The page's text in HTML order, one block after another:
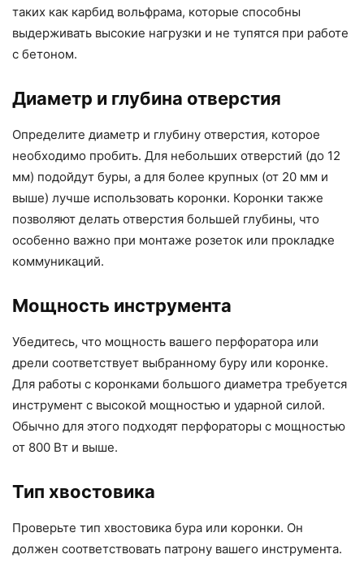
таких как карбид вольфрама, которые способны
выдерживать высокие нагрузки и не тупятся при работе
с бетоном.
Диаметр и глубина отверстия
Определите диаметр и глубину отверстия, которое
необходимо пробить. Для небольших отверстий (до 12
мм) подойдут буры, а для более крупных (от 20 мм и
выше) лучше использовать коронки. Коронки также
позволяют делать отверстия большей глубины, что
особенно важно при монтаже розеток или прокладке
коммуникаций.
Мощность инструмента
Убедитесь, что мощность вашего перфоратора или
дрели соответствует выбранному буру или коронке.
Для работы с коронками большого диаметра требуется
инструмент с высокой мощностью и ударной силой.
Обычно для этого подходят перфораторы с мощностью
от 800 Вт и выше.
Тип хвостовика
Проверьте тип хвостовика бура или коронки. Он
должен соответствовать патрону вашего инструмента.